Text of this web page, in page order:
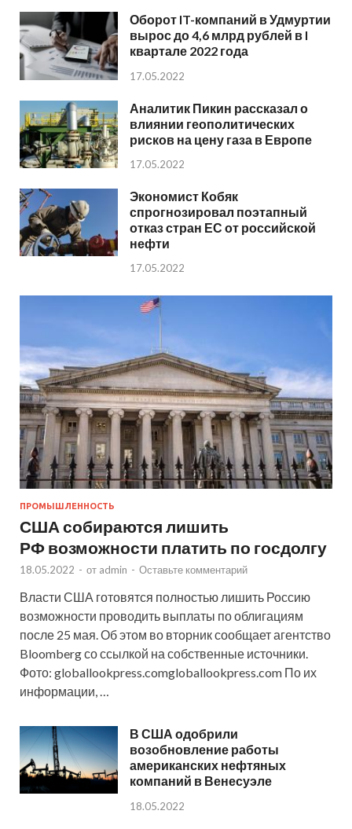
Оборот IT-компаний в Удмуртии
вырос до 4,6 млрд рублей в I
квартале 2022 года
17.05.2022
Аналитик Пикин рассказал о
влиянии геополитических
рисков на цену газа в Европе
17.05.2022
Экономист Кобяк
спрогнозировал поэтапный
отказ стран ЕС от российской
нефти
17.05.2022
ПРОМЫШЛЕННОСТЬ
США собираются лишить
РФ возможности платить по госдолгу
18.05.2022 - от admin - Оставьте комментарий
Власти США готовятся полностью лишить Россию
возможности проводить выплаты по облигациям
после 25 мая. Об этом во вторник сообщает агентство
Bloomberg со ссылкой на собственные источники.
Фото: globallookpress.comgloballookpress.com По их
информации, …
В США одобрили
возобновление работы
американских нефтяных
компаний в Венесуэле
18.05.2022